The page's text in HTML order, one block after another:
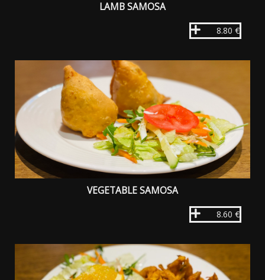
LAMB SAMOSA
8.80 €
VEGETABLE SAMOSA
8.60 €